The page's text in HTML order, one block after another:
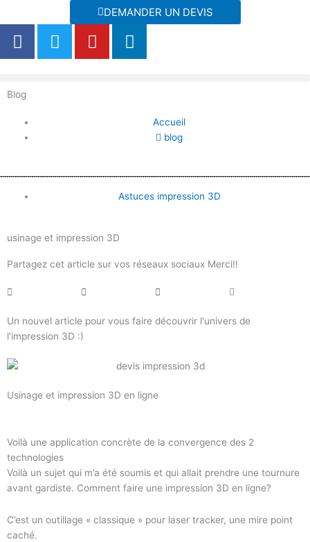
au
contenu
DEMANDER UN DEVIS
F
a
b
o
o
T
w
Y
o
L
i
Blog
Accueil
blog
Astuces impression 3D
usinage et impression 3D
Partagez cet article sur vos réseaux sociaux Merci!!
Un nouvel article pour vous faire découvrir l'univers de
l'impression 3D :)
Usinage et impression 3D en ligne
Voilà une application concrète de la convergence des 2
technologies
Voilà un sujet qui m’a été soumis et qui allait prendre une tournure
avant gardiste. Comment faire une impression 3D en ligne?
C’est un outillage « classique » pour laser tracker, une mire point
caché.